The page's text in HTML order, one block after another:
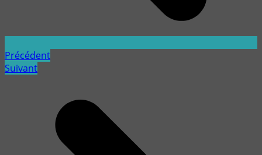
Précédent
Suivant